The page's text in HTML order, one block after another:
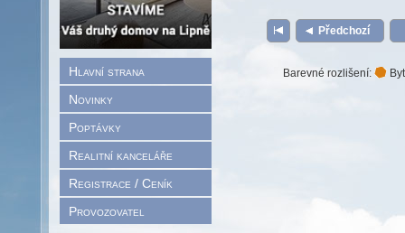
Hlavní strana
Novinky
Poptávky
Realitní kanceláře
Registrace / Ceník
Provozovatel
Předchozí
Barevné rozlišení: